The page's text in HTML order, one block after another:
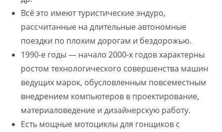
Всё это имеют туристические эндуро,
рассчитанные на длительные автономные
поездки по плохим дорогам и бездорожью.
1990-е годы — начало 2000-х годов характерны
ростом технологического совершенства машин
ведущих марок, обусловленным повсеместным
внедрением компьютеров в проектирование,
материаловедение и дизайнерскую работу.
Есть мощные мотоциклы для гонщиков с